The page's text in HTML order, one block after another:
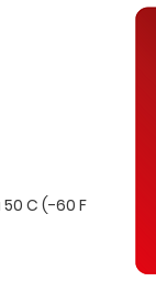
C (-60 F